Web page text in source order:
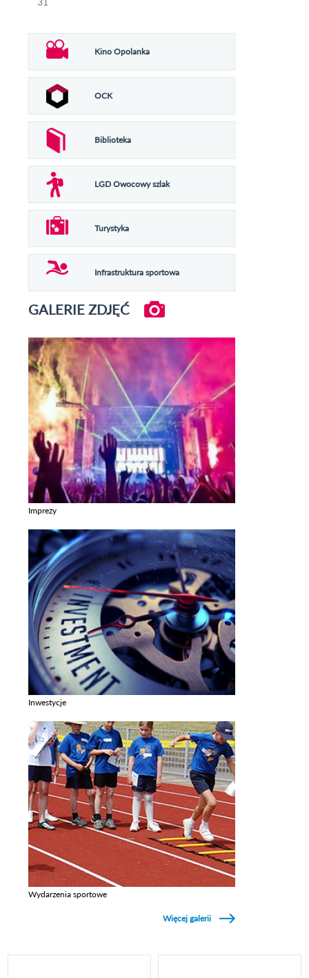
Kino Opolanka
OCK
Biblioteka
LGD Owocowy szlak
Turystyka
Infrastruktura sportowa
GALERIE ZDJĘĆ
Imprezy
Inwestycje
Wydarzenia sportowe
Więcej galerii